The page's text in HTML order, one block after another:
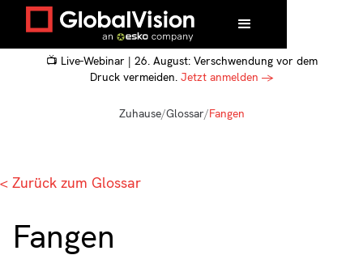
📺 Live-Webinar | 26. August: Verschwendung vor dem
Druck vermeiden. Jetzt anmelden →
Zuhause/Glossar/Fangen
< Zurück zum Glossar
Fangen